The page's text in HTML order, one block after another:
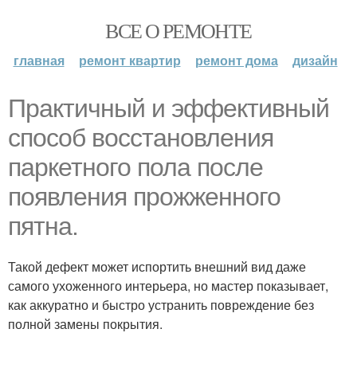
ВСЕ О РЕМОНТЕ
главная ремонт квартир ремонт дома дизайн
Практичный и эффективный
способ восстановления
паркетного пола после
появления прожженного
пятна.
Такой дефект может испортить внешний вид даже
самого ухоженного интерьера, но мастер показывает,
как аккуратно и быстро устранить повреждение без
полной замены покрытия.